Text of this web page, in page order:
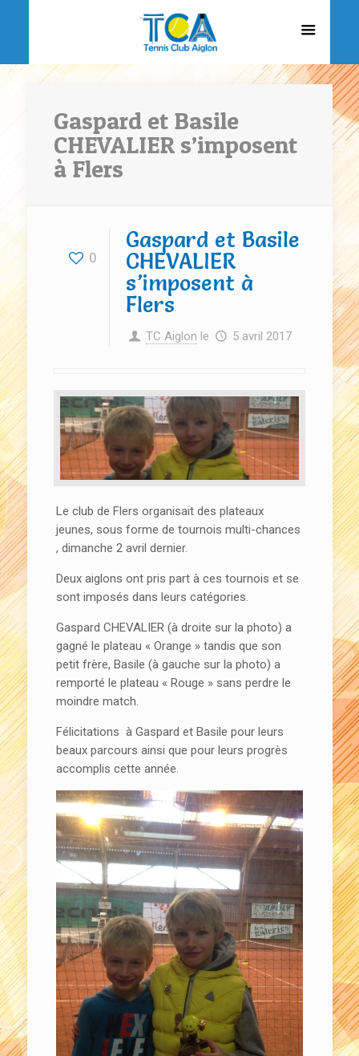
Gaspard et Basile
CHEVALIER s’imposent
à Flers
0
Gaspard et Basile
CHEVALIER
s’imposent à
Flers
TC Aiglon le 5 avril 2017
Le club de Flers organisait des plateaux
jeunes, sous forme de tournois multi-chances
, dimanche 2 avril dernier.
Deux aiglons ont pris part à ces tournois et se
sont imposés dans leurs catégories.
Gaspard CHEVALIER (à droite sur la photo) a
gagné le plateau « Orange » tandis que son
petit frère, Basile (à gauche sur la photo) a
remporté le plateau « Rouge » sans perdre le
moindre match.
Félicitations à Gaspard et Basile pour leurs
beaux parcours ainsi que pour leurs progrès
accomplis cette année.